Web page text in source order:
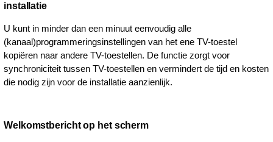
installatie
U kunt in minder dan een minuut eenvoudig alle
(kanaal)programmeringsinstellingen van het ene TV-toestel
kopiëren naar andere TV-toestellen. De functie zorgt voor
synchroniciteit tussen TV-toestellen en vermindert de tijd en kosten
die nodig zijn voor de installatie aanzienlijk.
Welkomstbericht op het scherm